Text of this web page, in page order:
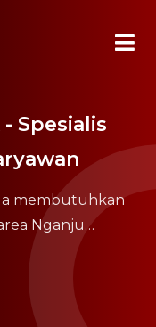
Spesialis
membutuhkan
Nganju…